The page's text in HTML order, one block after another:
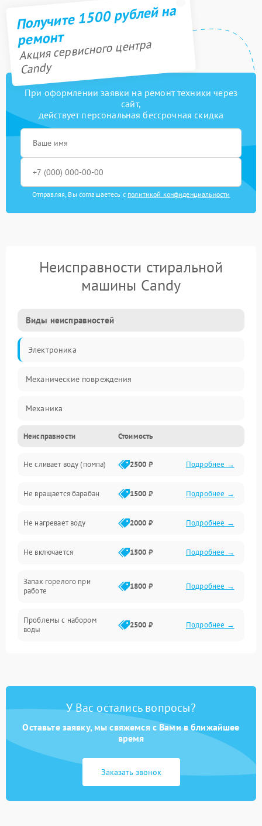
Получите 1500 рублей на
ремонт
Акция сервисного центра
Candy
При оформлении заявки на ремонт техники через
сайт,
действует персональная бессрочная скидка
Отправляя, Вы соглашаетесь с политикой конфиденциальности
Неисправности стиральной
машины Candy
Виды неисправностей
Электроника
Механические повреждения
Механика
Электропитание
Водоснабжение
Слив
Программное обеспечение
Неисправности Стоимость
Не сливает воду (помпа) 2500 ₽ Подробнее →
Не вращается барабан 1500 ₽ Подробнее →
Не нагревает воду 2000 ₽ Подробнее →
Не включается 1500 ₽ Подробнее →
Запах горелого при
работе
1800 ₽ Подробнее →
Проблемы с набором
воды
2500 ₽ Подробнее →
Замена платы управления 2200 ₽ Подробнее →
У Вас остались вопросы?
Оставьте заявку, мы свяжемся с Вами в ближайшее
время
Заказать звонок